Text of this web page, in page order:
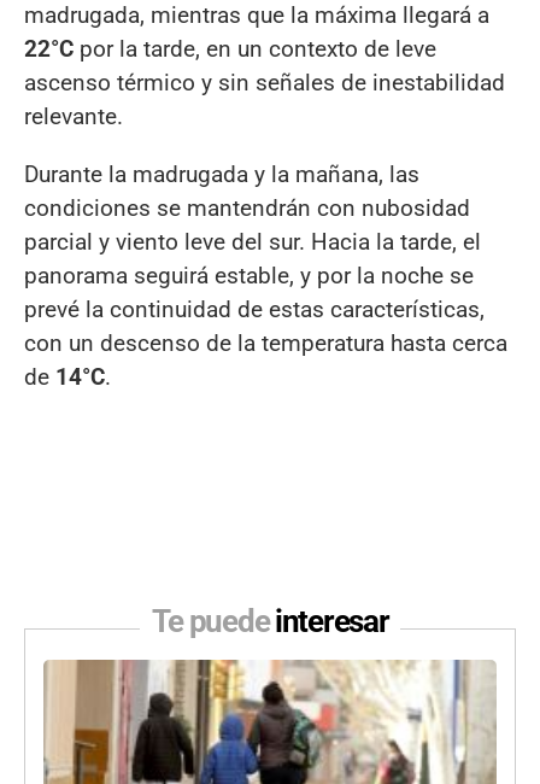
madrugada, mientras que la máxima llegará a
22°C por la tarde, en un contexto de leve
ascenso térmico y sin señales de inestabilidad
relevante.
Durante la madrugada y la mañana, las
condiciones se mantendrán con nubosidad
parcial y viento leve del sur. Hacia la tarde, el
panorama seguirá estable, y por la noche se
prevé la continuidad de estas características,
con un descenso de la temperatura hasta cerca
de 14°C.
Te puedeinteresar